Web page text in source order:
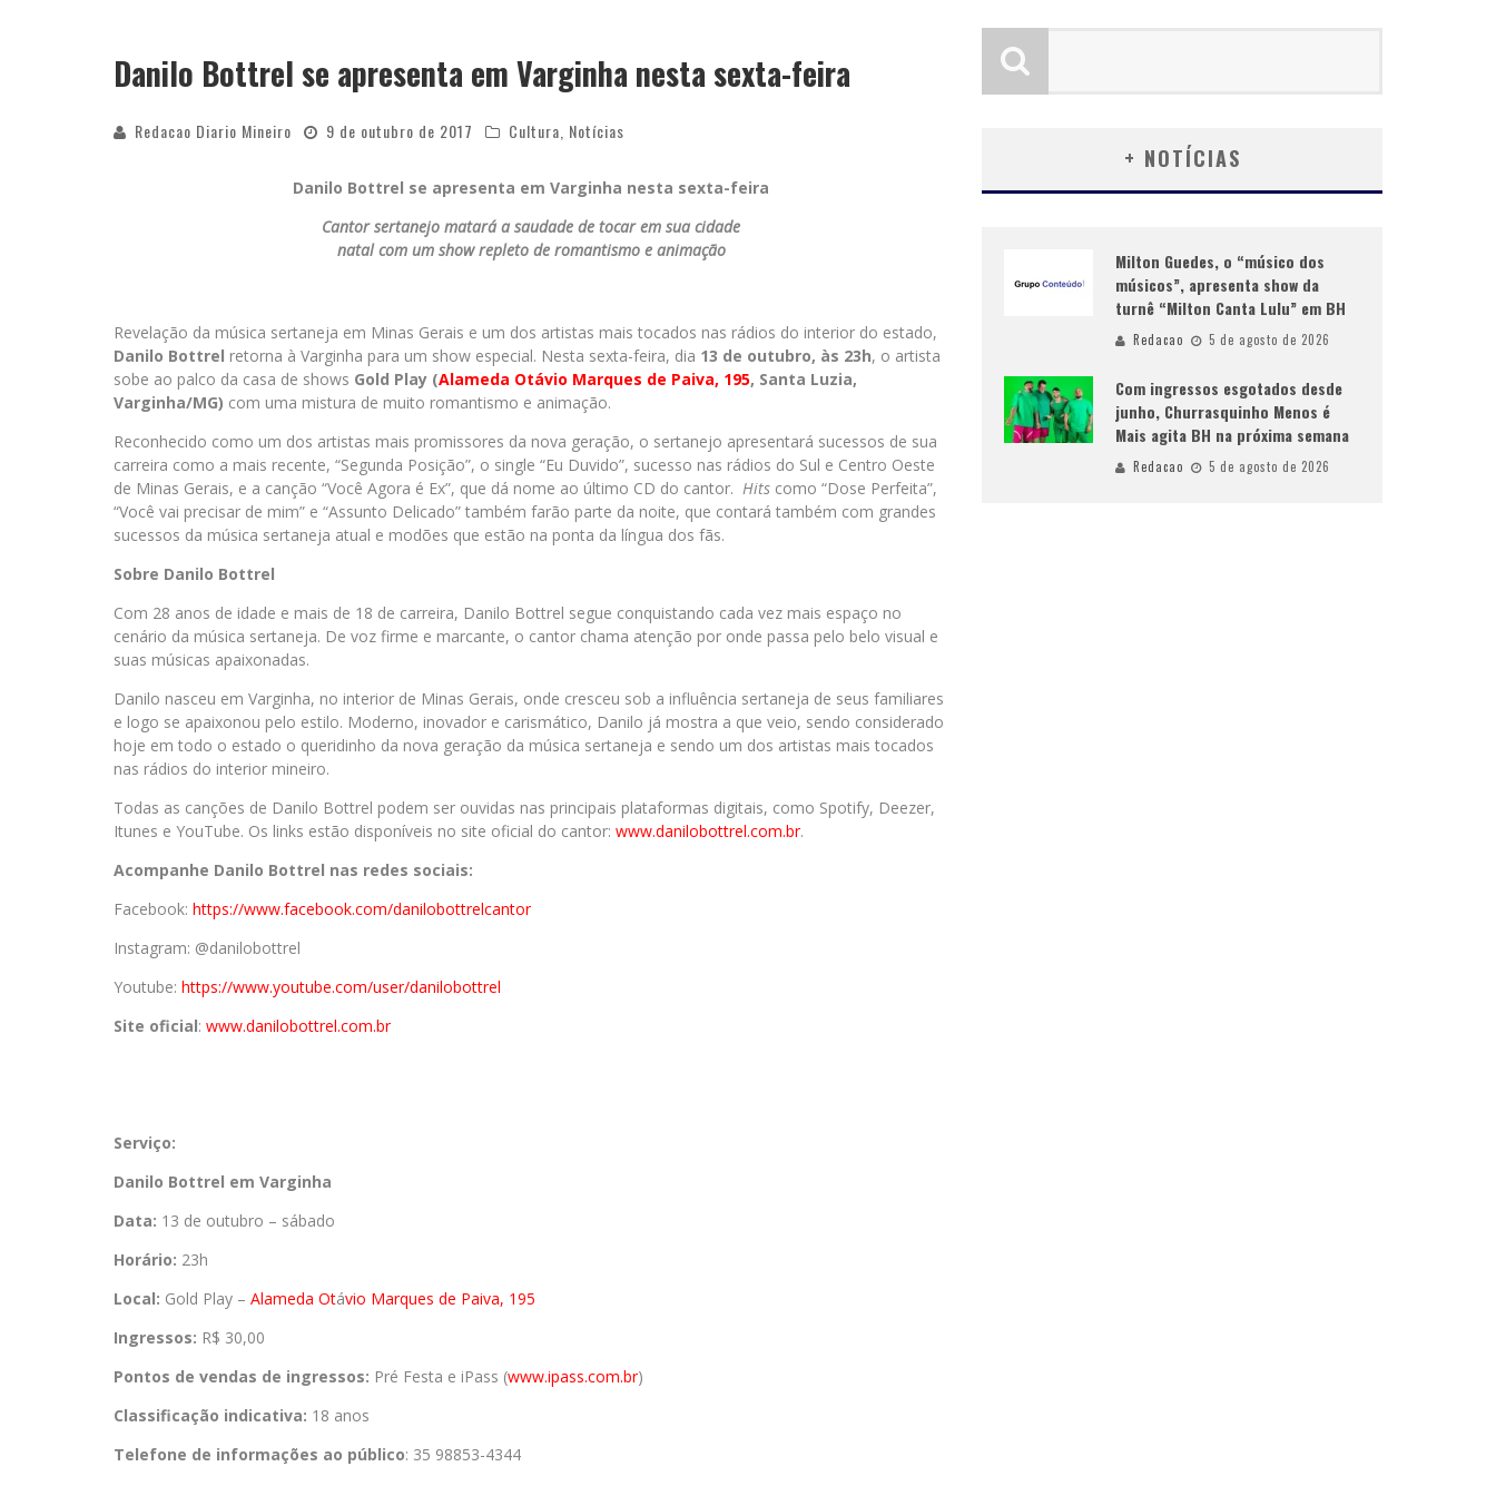
M
ILTON GUEDES, O “MÚSICO DOS MÚSICOS”, APRESENTA SHOW DA TURNÊ “MILTON CANTA LULU” EM BH
Danilo Bottrel se apresenta em Varginha nesta sexta-feira
Redacao Diario Mineiro 9 de outubro de 2017 Cultura Notícias
Danilo Bottrel se apresenta em Varginha nesta sexta-feira
Cantor sertanejo matará a saudade de tocar em sua cidade
natalcom um show repleto de romantismo e animação
Revelação da música sertaneja em Minas Gerais e um dos artistas mais tocados nas rádios do interior do estado,
Danilo Bottrel retorna à Varginha para um show especial. Nesta sexta-feira, dia 13 de outubro, às 23h, o artista
sobe ao palco da casa de shows Gold Play (Alameda Otávio Marques de Paiva, 195, Santa Luzia,
Varginha/MG) com uma mistura de muito romantismo e animação.
Reconhecido como um dos artistas mais promissores da nova geração, o sertanejo apresentará sucessos de sua
carreira como a mais recente, “Segunda Posição”, o single “Eu Duvido”, sucesso nas rádios do Sul e Centro Oeste
de Minas Gerais, e a canção “Você Agora é Ex”, que dá nome ao último CD do cantor. Hits como “Dose Perfeita”,
“Você vai precisar de mim” e “Assunto Delicado” também farão parte da noite, que contará também com grandes
sucessos da música sertaneja atual e modões que estão na ponta da língua dos fãs.
Sobre Danilo Bottrel
Com 28 anos de idade e mais de 18 de carreira, Danilo Bottrel segue conquistando cada vez mais espaço no
cenário da música sertaneja. De voz firme e marcante, o cantor chama atenção por onde passa pelo belo visual e
suas músicas apaixonadas.
Danilo nasceu em Varginha, no interior de Minas Gerais, onde cresceu sob a influência sertaneja de seus familiares
e logo se apaixonou pelo estilo. Moderno, inovador e carismático, Danilo já mostra a que veio, sendo considerado
hoje em todo o estado o queridinho da nova geração da música sertaneja e sendo um dos artistas mais tocados
nas rádios do interior mineiro.
Todas as canções de Danilo Bottrel podem ser ouvidas nas principais plataformas digitais, como Spotify, Deezer,
Itunes e YouTube. Os links estão disponíveis no site oficial do cantor: www.danilobottrel.com.br.
Acompanhe Danilo Bottrel nas redes sociais:
Facebook: https://www.facebook.com/danilobottrelcantor
Instagram: @danilobottrel
Youtube: https://www.youtube.com/user/danilobottrel
Site oficial: www.danilobottrel.com.br
Serviço:
Danilo Bottrel em Varginha
Data: 13 de outubro – sábado
Horário: 23h
Local: Gold Play – Alameda Otávio Marques de Paiva, 195
Ingressos: R$ 30,00
Pontos de vendas de ingressos: Pré Festa e iPass (www.ipass.com.br)
Classificação indicativa: 18 anos
Telefone de informações ao público: 35 98853-4344
+ NOTÍCIAS
Milton Guedes, o “músico dos
músicos”, apresenta show da
turnê “Milton Canta Lulu” em BH
Redacao 5 de agosto de 2026
Com ingressos esgotados desde
junho, Churrasquinho Menos é
Mais agita BH na próxima semana
Redacao 5 de agosto de 2026